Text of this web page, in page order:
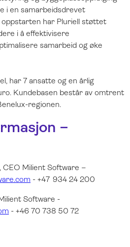
i en samarbeidsdrevet
oppstarten har Pluriell støttet
i å effektivisere
samarbeid og øke
har 7 ansatte og en årlig
Kundebasen består av omtrent
regionen.
–
CEO Milient Software –
- +47 934 24 200
Software -
- +46 70 738 50 72